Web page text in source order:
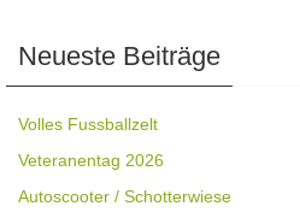
Neueste Beiträge
Volles Fussballzelt
Veteranentag 2026
Autoscooter / Schotterwiese